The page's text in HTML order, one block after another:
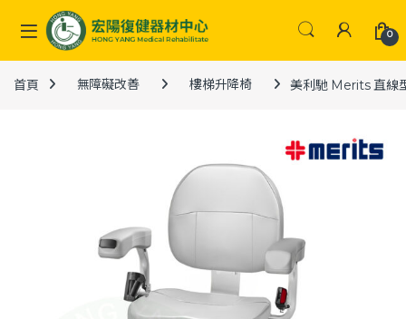
Skip to navigation
Skip to content
0
首頁 無障礙改善 樓梯升降椅 美利馳 Merits 直線